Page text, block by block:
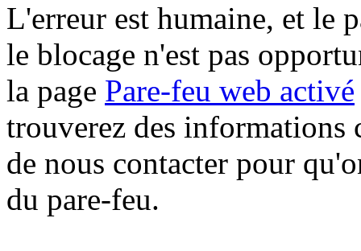
L'erreur est humaine, et le
le blocage n'est pas
la page Pare-feu web activé
trouverez des informations
de nous contacter pour
du pare-feu.